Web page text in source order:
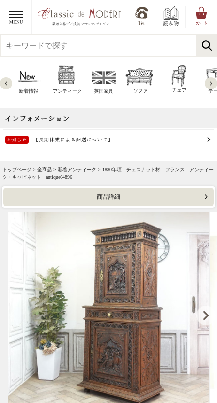
新着情報 アンティーク 英国家具 ソファ チェア テ
トップページ > 全商品 > 新着アンティーク > 1880年頃 チェスナット材 フランス アンティー
ク・キャビネット antique64896
商品詳細